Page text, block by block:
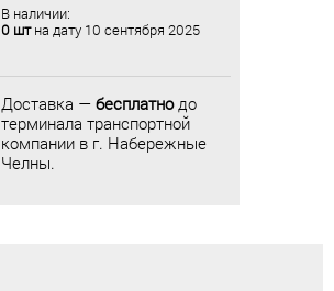
В наличии:
0 штна дату 10 сентября 2025
Доставка — бесплатнодо
терминала транспортной
компании в г. Набережные
Челны.
В наличии:
0 штна дату 10 сентября 2025
Доставка — бесплатнодо
терминала транспортной
компании в г. Набережные
Челны.